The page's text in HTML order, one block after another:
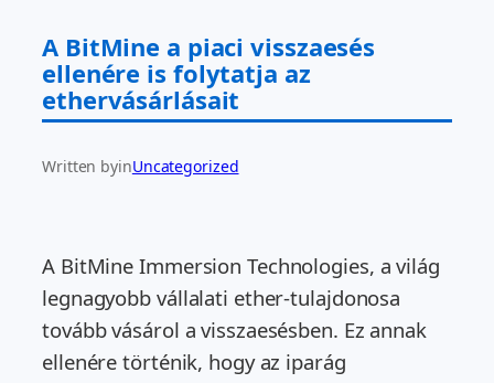
A BitMine a piaci visszaesés
ellenére is folytatja az
ethervásárlásait
Written byinUncategorized
A BitMine Immersion Technologies, a világ
legnagyobb vállalati ether‑tulajdonosa
tovább vásárol a visszaesésben. Ez annak
ellenére történik, hogy az iparág